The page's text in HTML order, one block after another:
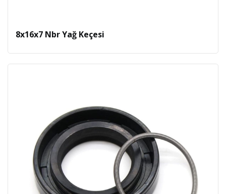
8x16x7 Nbr Yağ Keçesi